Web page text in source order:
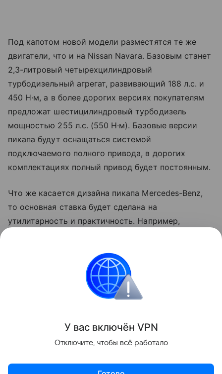
Под капотом новой модели разместятся те же
двигатели, что и на Nissan Navara. Базовым станет
2,3-литровый четырехцилиндровый
турбодизельный агрегат, развивающий 188 л.с. и
450 Н∙м, а в более дорогих версиях покупателям
предложат шестицилиндровый турбодизель
мощностью 255 л.с. (550 Н∙м). Базовые версии
пикапа будут оснащаться системой
подключаемого полного привода, в дорогих
комплектациях полный привод будет постоянным.
Что же касается дизайна пикапа Mercedes-Benz,
то основная ставка будет сделана на
утилитарность и практичность. Например,
модель будет похожа на Mercedes-Benz B-класса.
Цены на новинку будут начинаться с отметки
около 40 000 долларов США.
У вас включён VPN
Отключите, чтобы всё работало